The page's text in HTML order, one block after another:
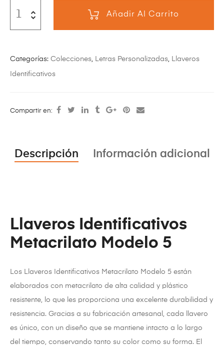
Añadir Al Carrito
Categorías: Colecciones, Letras Personalizadas, Llaveros
Identificativos
Compartir en:
Descripción Información adicional
Llaveros Identificativos
Metacrilato Modelo 5
Los Llaveros Identificativos Metacrilato Modelo 5 están
elaborados con metacrilato de alta calidad y plástico
resistente, lo que les proporciona una excelente durabilidad y
resistencia. Gracias a su fabricación artesanal, cada llavero
es único, con un diseño que se mantiene intacto a lo largo
del tiempo, conservando tanto su color como su forma. El